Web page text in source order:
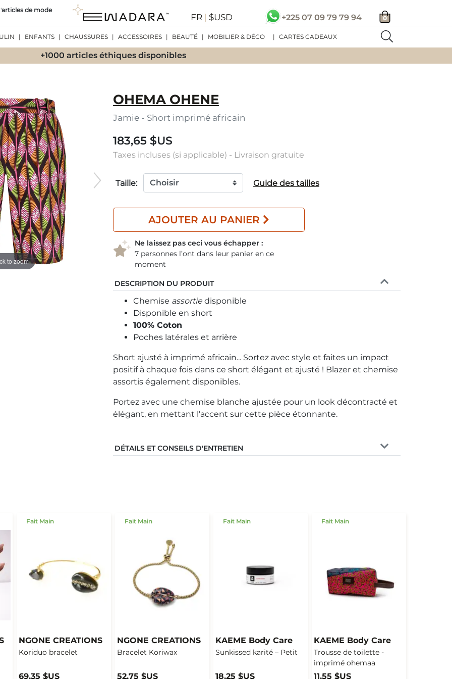
articles de mode
FR | $USD +225 07 09 79 79 94 0
| ENFANTS | CHAUSSURES | ACCESSOIRES | BEAUTÉ | MOBILIER & DÉCO | CARTES CADEAUX
+1000 articles éthiques disponibles
to zoom
OHEMA OHENE
Jamie - Short imprimé africain
183,65 $US
Taxes incluses (si applicable) - Livraison gratuite
Taille: Guide des tailles
AJOUTER AU PANIER
Ne laissez pas ceci vous échapper :
7 personnes l’ont dans leur panier en ce
moment
DESCRIPTION DU PRODUIT
Chemise assortie disponible
Disponible en short
100% Coton
Poches latérales et arrière
Short ajusté à imprimé africain... Sortez avec style et faites un impact
positif à chaque fois dans ce short élégant et ajusté ! Blazer et chemise
assortis également disponibles.
Portez avec une chemise blanche ajustée pour un look décontracté et
élégant, en mettant l'accent sur cette pièce étonnante.
DÉTAILS ET CONSEILS D'ENTRETIEN
Fait Main
NGONE CREATIONS
Koriduo bracelet
69,35 $US
Fait Main
NGONE CREATIONS
Bracelet Koriwax
52,75 $US
Fait Main
KAEME Body Care
Sunkissed karité – Petit
18,25 $US
Fait Main
KAEME Body Care
Trousse de toilette -
imprimé ohemaa
11,55 $US